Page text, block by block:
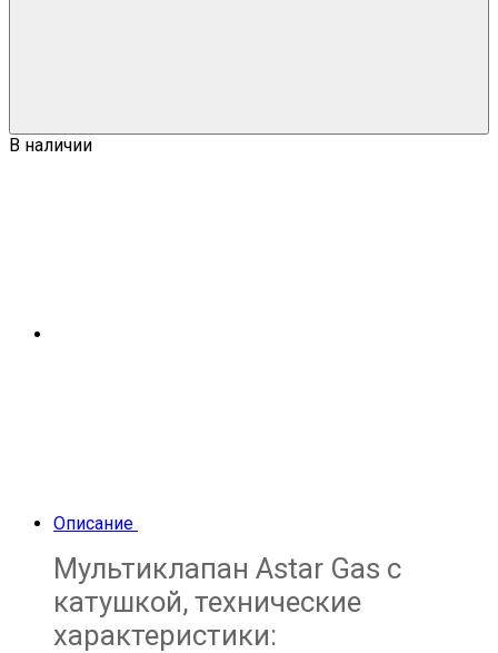
В наличии
Описание
Мультиклапан Astar Gas с
катушкой, технические
характеристики: